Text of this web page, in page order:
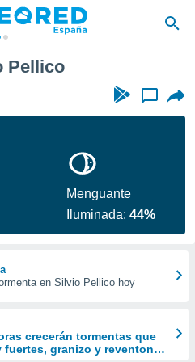
Pellico
...
Menguante
Iluminada:44%
en Silvio Pellico hoy
crecerán tormentas que
granizo y reventones